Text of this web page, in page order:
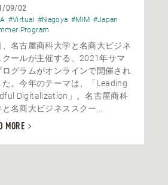
09/02
#Virtual #Nagoya #MIM #Japan
Program
、名古屋商科大学と名商大ビジネ
クールが主催する、2021年サマ
ログラムがオンラインで開催され
た。今年のテーマは、「Leading
Digitalization」。名古屋商科
と名商大ビジネススクー...
MORE